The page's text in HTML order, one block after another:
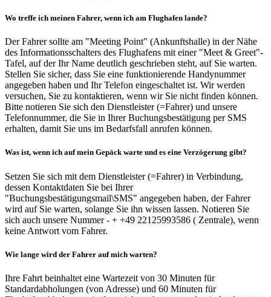
Wo treffe ich meinen Fahrer, wenn ich am Flughafen lande?
Der Fahrer sollte am "Meeting Point" (Ankunftshalle) in der Nähe
des Informationsschalters des Flughafens mit einer "Meet & Greet"-
Tafel, auf der Ihr Name deutlich geschrieben steht, auf Sie warten.
Stellen Sie sicher, dass Sie eine funktionierende Handynummer
angegeben haben und Ihr Telefon eingeschaltet ist. Wir werden
versuchen, Sie zu kontaktieren, wenn wir Sie nicht finden können.
Bitte notieren Sie sich den Dienstleister (=Fahrer) und unsere
Telefonnummer, die Sie in Ihrer Buchungsbestätigung per SMS
erhalten, damit Sie uns im Bedarfsfall anrufen können.
Was ist, wenn ich auf mein Gepäck warte und es eine Verzögerung gibt?
Setzen Sie sich mit dem Dienstleister (=Fahrer) in Verbindung,
dessen Kontaktdaten Sie bei Ihrer
"Buchungsbestätigungsmail\SMS" angegeben haben, der Fahrer
wird auf Sie warten, solange Sie ihn wissen lassen. Notieren Sie
sich auch unsere Nummer - + +49 22125993586 ( Zentrale), wenn
keine Antwort vom Fahrer.
Wie lange wird der Fahrer auf mich warten?
Ihre Fahrt beinhaltet eine Wartezeit von 30 Minuten für
Standardabholungen (von Adresse) und 60 Minuten für